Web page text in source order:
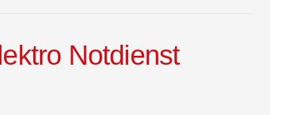
Notdienst